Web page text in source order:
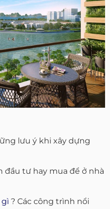
lưu ý khi xây dựng
đầu tư hay mua để ở nhà
? Các công trình nổi